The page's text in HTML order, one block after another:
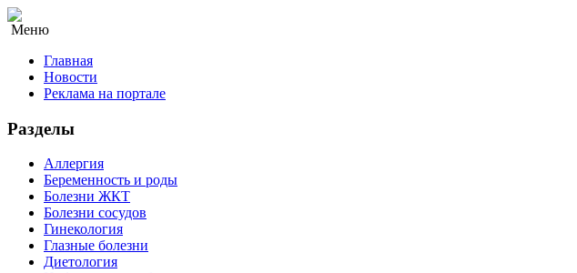
Меню
Главная
Новости
Реклама на портале
Разделы
Аллергия
Беременность и роды
Болезни ЖКТ
Болезни сосудов
Гинекология
Глазные болезни
Диетология